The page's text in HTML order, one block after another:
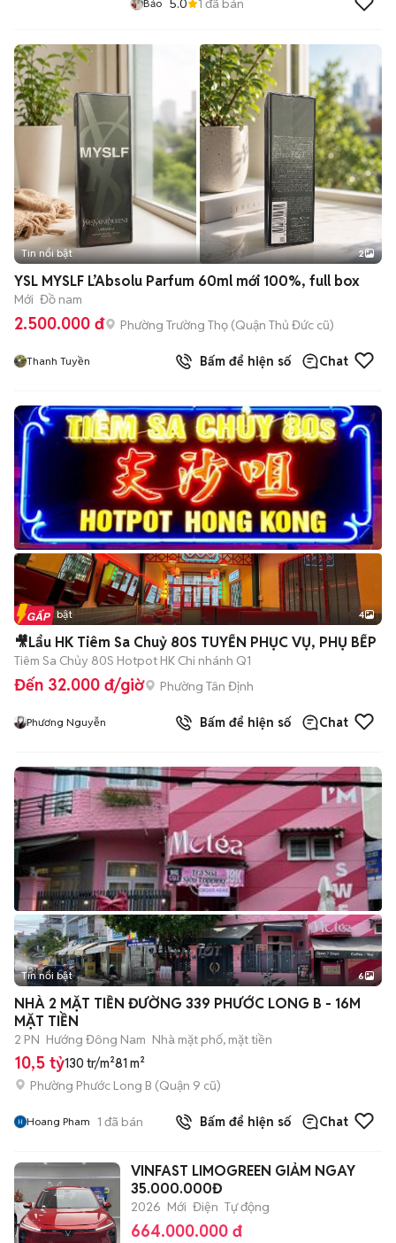
Bảo
Tin nổi bật 2
YSL MYSLF L’Absolu Parfum 60ml mới 100%, full box
Mới Đồ nam
2.500.000 đ Phường Trường Thọ (Quận Thủ Đức cũ)
Thanh Tuyền Bấm để hiện số Chat
Tin nổi bật 4
🎥Lẩu HK Tiêm Sa Chuỷ 80S TUYỂN PHỤC VỤ, PHỤ BẾP
Tiêm Sa Chủy 80S Hotpot HK Chi nhánh Q1
Đến 32.000 đ/giờ Phường Tân Định
Phương Nguyễn Bấm để hiện số Chat
+2
Tin nổi bật 6
NHÀ 2 MẶT TIỀN ĐƯỜNG 339 PHƯỚC LONG B - 16M
MẶT TIỀN
2 PN Hướng Đông Nam Nhà mặt phố, mặt tiền
10,5 tỷ130 tr/m²81 m²
Phường Phước Long B (Quận 9 cũ)
Hoang Pham 1 đã bán Bấm để hiện số Chat
VINFAST LIMOGREEN GIẢM NGAY
35.000.000Đ
2026 Mới Điện Tự động
664.000.000 đ